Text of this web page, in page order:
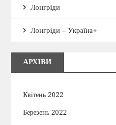
Лонгріди
Лонгріди – Україна+
АРХІВИ
Квітень 2022
Березень 2022